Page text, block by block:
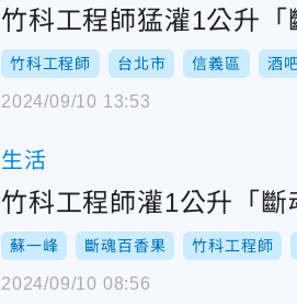
竹科工程師猛灌1公升
竹科工程師 台北市 信義區 酒
2024/09/10 13:53
生活
竹科工程師灌1公升「
蘇一峰 斷魂百香果 竹科工程師
2024/09/10 08:56